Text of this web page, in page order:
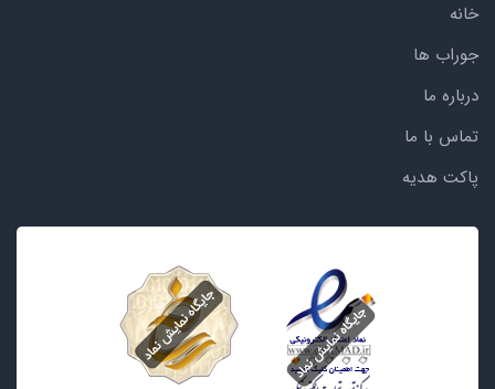
خانه
جوراب ها
درباره ما
تماس با ما
پاکت هدیه